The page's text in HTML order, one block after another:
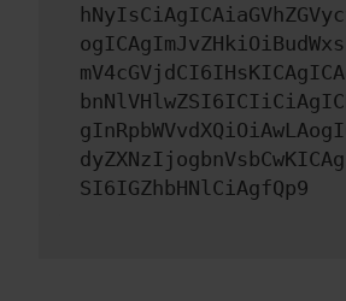
SI6IGZhbHNlCiAgfQp9